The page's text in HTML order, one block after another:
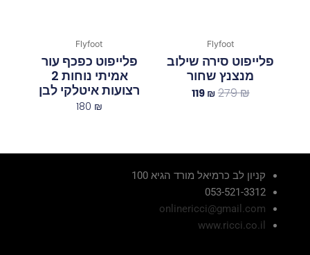
Flyfoot
פלייפוט סירה שילוב
מנצנץ שחור
279₪
119 ₪
Flyfoot
פלייפוט כפכף עור
אמיתי נוחות 2
רצועות איטלקי לבן
180 ₪
קניון לב כרמיאל מורד הגיא 100
053-521-3312
onlinericci@gmail.com
www.ricci.co.il